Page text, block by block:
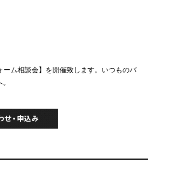
ム相談会】を開催致します。いつものバ